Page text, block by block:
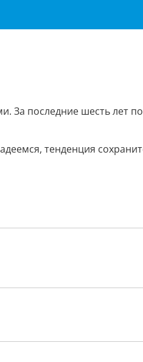
последние шесть лет
тенденция